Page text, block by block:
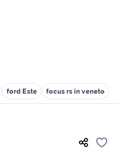
ford Este focus rs in veneto